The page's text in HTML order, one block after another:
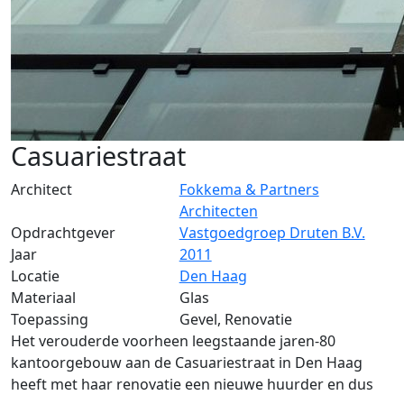
Casuariestraat
Architect
Fokkema & Partners
Architecten
Opdrachtgever
Vastgoedgroep Druten B.V.
Jaar
2011
Locatie
Den Haag
Materiaal
Glas
Toepassing
Gevel, Renovatie
Het verouderde voorheen leegstaande jaren-80
kantoorgebouw aan de Casuariestraat in Den Haag
heeft met haar renovatie een nieuwe huurder en dus